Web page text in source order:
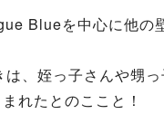
Blueを中心に他の
、姪っ子さんや甥
れたとのここと！